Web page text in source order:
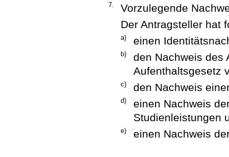
7.
Vorzulegende
Der Antragsteller hat
a) einen
b)
den Nachweis des
Aufenthaltsgesetz
c) den Nachweis
d)
einen Nachweis
Studienleistungen
e) einen Nachweis